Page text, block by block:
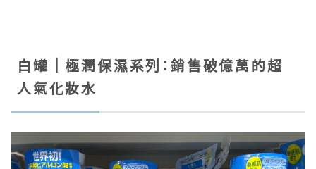
白罐｜極潤保濕系列：銷售破億萬的超
人氣化妝水